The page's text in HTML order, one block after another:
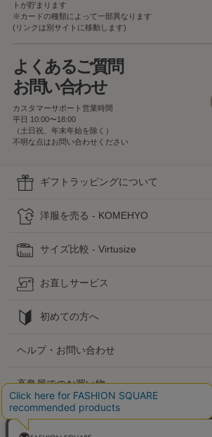
トが貯まります
※カードの種類によって一部異なります
(リンクは別サイトに移動します)
よくあるご質問
お問い合わせ
カスタマーサポート営業時間
平日 10:00〜18:00
（土日祝、年末年始を除く）
不明な点はお問い合わせください
ギフトラッピングについて
洋服を売る - KOMEHYO
サイズ比較 - Virtusize
お直しサービス
初めての方へ
ヘルプ・お問い合わせ
高島屋でのお買い物
公式SNS